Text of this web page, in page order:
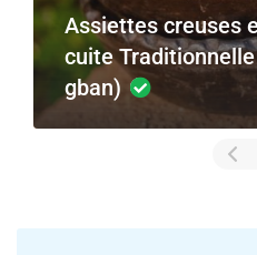
creuses en terre
Traditionnelle (Eve